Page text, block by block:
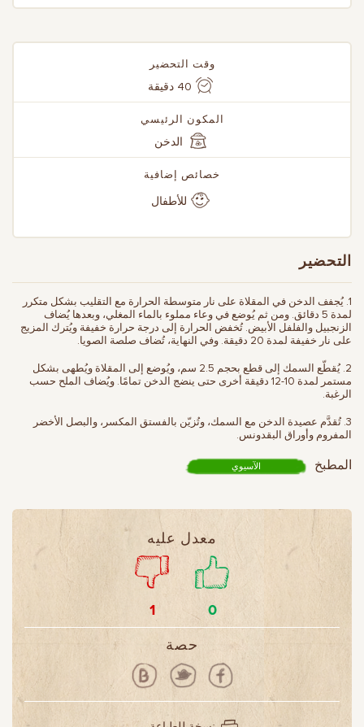
وقت التحضير
40 دقيقة
المكون الرئيسي
الدخن
خصائص إضافية
للأطفال
التحضير
1. يُجفف الدخن في المقلاة على نار متوسطة الحرارة مع التقليب بشكل متكرر
لمدة 5 دقائق. ومن ثم يُوضع في وعاء مملوء بالماء المغلي، وبعدها يُضاف
الزنجبيل والفلفل الأبيض. تُخفض الحرارة إلى درجة حرارة خفيفة ويُترك المزيج
على نار خفيفة لمدة 20 دقيقة. وفي النهاية، تُضاف صلصة الصويا.
2. يُقطّع السمك إلى قطع بحجم 2.5 سم، ويُوضع إلى المقلاة ويُطهى بشكل
مستمر لمدة 10-12 دقيقة أخرى حتى ينضج الدخن تمامًا. ويُضاف الملح حسب
الرغبة.
3. تُقدَّم عصيدة الدخن مع السمك، وتُزيّن بالفستق المكسر، والبصل الأخضر
المفروم وأوراق البقدونس.
المطبخ الآسيوي
معدل عليه
0
1
حصة